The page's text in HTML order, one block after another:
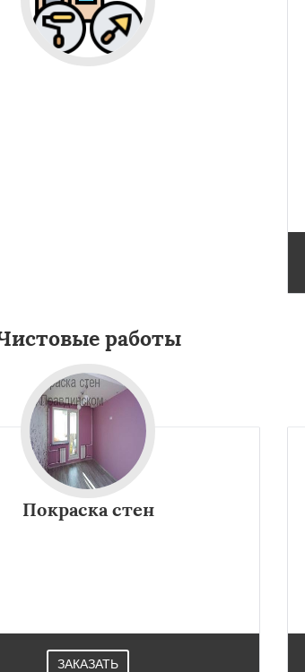
работы
Покраска стен
ЗАКАЗАТЬ